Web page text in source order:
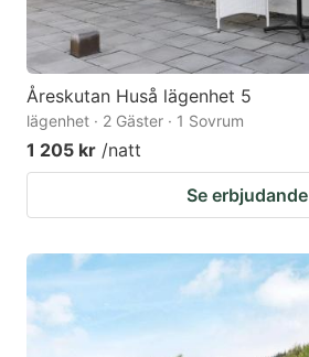
Åreskutan Huså lägenhet 5
lägenhet · 2 Gäster · 1 Sovrum
1 205 kr /natt
Se erbjudande